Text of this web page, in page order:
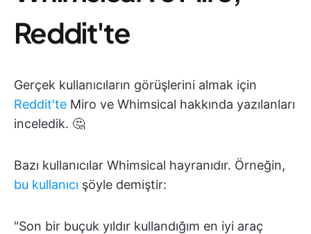
Reddit'te
Gerçek kullanıcıların görüşlerini almak için
Reddit'te Miro ve Whimsical hakkında yazılanları
inceledik. 🤔
Bazı kullanıcılar Whimsical hayranıdır. Örneğin,
bu kullanıcı şöyle demiştir:
"Son bir buçuk yıldır kullandığım en iyi araç